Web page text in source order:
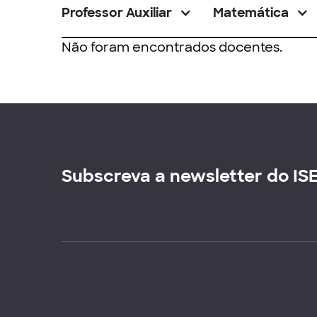
Professor Auxiliar Matemática
Não foram encontrados docentes.
Subscreva a newsletter do